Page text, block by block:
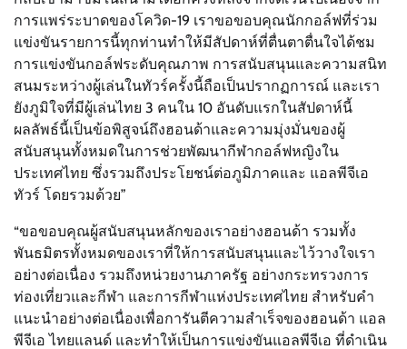
การแพร่ระบาดของโควิด-19 เราขอขอบคุณนักกอล์ฟที่ร่วม
แข่งขันรายการนี้ทุกท่านทำให้มีสัปดาห์ที่ตื่นตาตื่นใจได้ชม
การแข่งขันกอล์ฟระดับคุณภาพ การสนับสนุนและความสนิท
สนมระหว่างผู้เล่นในทัวร์ครั้งนี้ถือเป็นปรากฏการณ์ และเรา
ยังภูมิใจที่มีผู้เล่นไทย 3 คนใน 10 อันดับแรกในสัปดาห์นี้
ผลลัพธ์นี้เป็นข้อพิสูจน์ถึงฮอนด้าและความมุ่งมั่นของผู้
สนับสนุนทั้งหมดในการช่วยพัฒนากีฬากอล์ฟหญิงใน
ประเทศไทย ซึ่งรวมถึงประโยชน์ต่อภูมิภาคและ แอลพีจีเอ
ทัวร์ โดยรวมด้วย”
“ขอขอบคุณผู้สนับสนุนหลักของเราอย่างฮอนด้า รวมทั้ง
พันธมิตรทั้งหมดของเราที่ให้การสนับสนุนและไว้วางใจเรา
อย่างต่อเนื่อง รวมถึงหน่วยงานภาครัฐ อย่างกระทรวงการ
ท่องเที่ยวและกีฬา และการกีฬาแห่งประเทศไทย สำหรับคำ
แนะนำอย่างต่อเนื่องเพื่อการันตีความสำเร็จของฮอนด้า แอล
พีจีเอ ไทยแลนด์ และทำให้เป็นการแข่งขันแอลพีจีเอ ที่ดำเนิน